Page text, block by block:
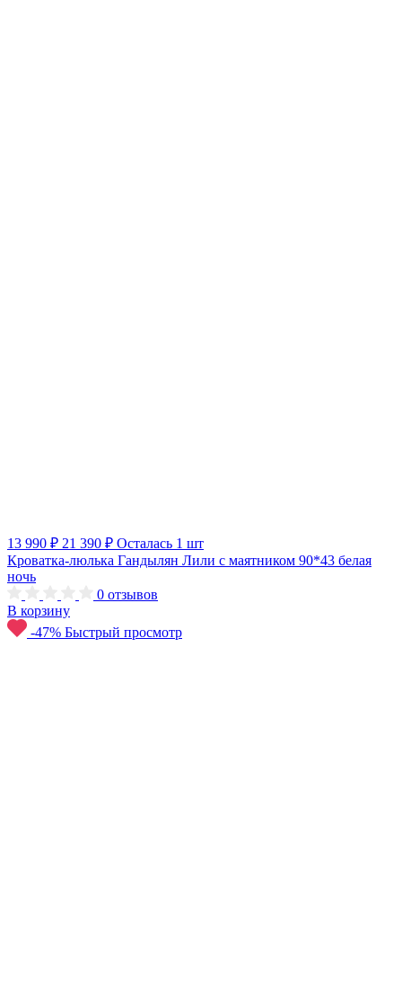
13 990 ₽ 21 390 ₽ Осталась 1 шт
Кроватка-люлька Гандылян Лили с маятником 90*43 белая
ночь
0 отзывов
В корзину
-47% Быстрый просмотр